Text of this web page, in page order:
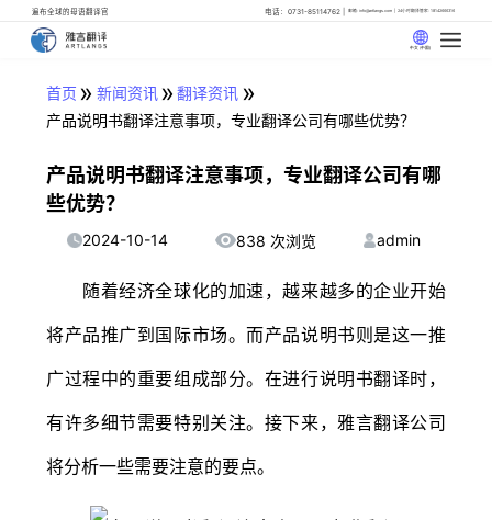
遍布全球的母语翻译官 电话：0731-85114762 邮箱: info@artlangs.com 24小时翻译管家: 18142666316
中文 (中国)
首页 » 新闻资讯» 翻译资讯 »
产品说明书翻译注意事项，专业翻译公司有哪些优势？
产品说明书翻译注意事项，专业翻译公司有哪
些优势？
2024-10-14 838 次浏览 admin
随着经济全球化的加速，越来越多的企业开始
将产品推广到国际市场。而产品说明书则是这一推
广过程中的重要组成部分。在进行说明书翻译时，
有许多细节需要特别关注。接下来，雅言翻译公司
将分析一些需要注意的要点。